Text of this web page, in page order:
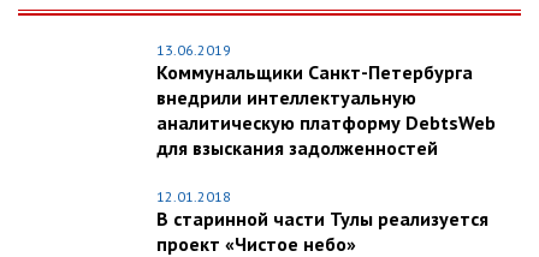
13.06.2019
Коммунальщики Санкт-Петербурга
внедрили интеллектуальную
аналитическую платформу DebtsWeb
для взыскания задолженностей
12.01.2018
В старинной части Тулы реализуется
проект «Чистое небо»